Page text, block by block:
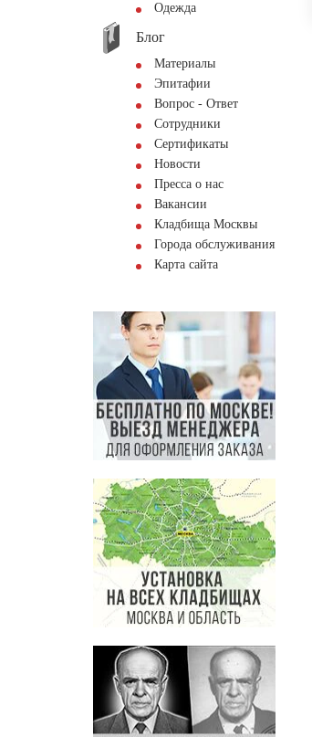
Одежда
Блог
Материалы
Эпитафии
Вопрос - Ответ
Сотрудники
Сертификаты
Новости
Пресса о нас
Вакансии
Кладбища Москвы
Города обслуживания
Карта сайта